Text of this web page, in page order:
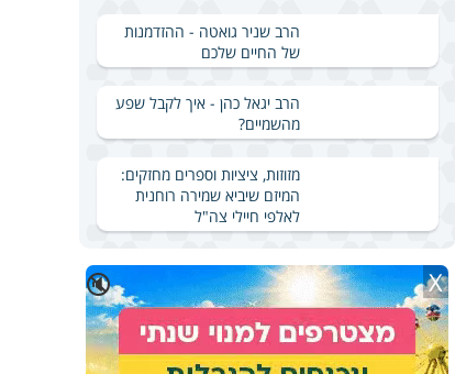
הרב שניר גואטה - ההזדמנות
של החיים שלכם
הרב יגאל כהן - איך לקבל שפע
מהשמיים?
מזוזות, ציציות וספרים מחזקים:
המיזם שיביא שמירה רוחנית
לאלפי חיילי צה"ל
🔇 X